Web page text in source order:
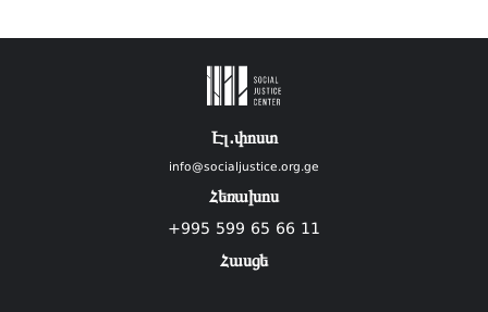
Էլ.փոստ
info@socialjustice.org.ge
Հեռախոս
+995 599 65 66 11
Հասցե